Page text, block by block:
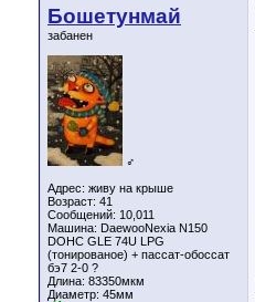
Бошетунмай
забанен
♂
Адрес: живу на крыше
Возраст: 41
Сообщений: 10,011
Машина: DaewooNexia N150
DOHC GLE 74U LPG
(тонированое) + пассат-обоссат
бэ7 2-0 ?
Длина: 83350мкм
Диаметр: 45мм